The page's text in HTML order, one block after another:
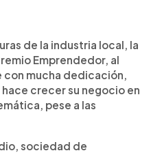
de la industria local, la
Emprendedor, al
con mucha dedicación,
crecer su negocio en
pese a las
sociedad de